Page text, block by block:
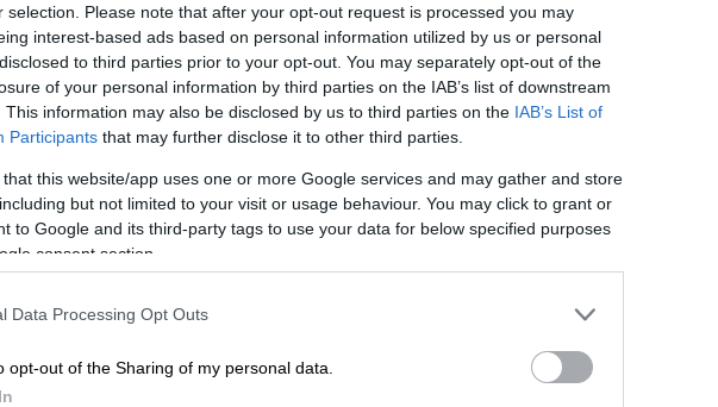
selection. Please note that after your opt-out request is processed you may
interest-based ads based on personal information utilized by us or personal
to third parties prior to your opt-out. You may separately opt-out of the
of your personal information by third parties on the IAB’s list of downstream
This information may also be disclosed by us to third parties on the IAB’s List of
Participants that may further disclose it to other third parties.
that this website/app uses one or more Google services and may gather and store
but not limited to your visit or usage behaviour. You may click to grant or
to Google and its third-party tags to use your data for below specified purposes
consent section.
Data Processing Opt Outs
opt-out of the Sharing of my personal data.